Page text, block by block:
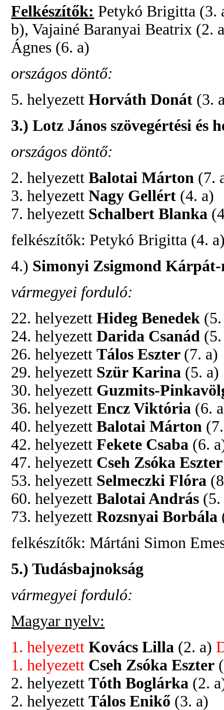
Felkészítők: Petykó Brigitta (3.
b), Vajainé Baranyai Beatrix (2.
Ágnes (6. a)
országos döntő:
5. helyezettHorváth Donát (3.
3.) Lotz János szövegértési és
országos döntő:
2. helyezettBalotai Márton (7.
3. helyezettNagy Gellért (4. a)
7. helyezett Schalbert Blanka
felkészítők: Petykó Brigitta (4.
4.) Simonyi Zsigmond Kárpát-
vármegyei forduló:
22. helyezettHideg Benedek
24. helyezettDarida Csanád
26. helyezettTálos Eszter (7. a)
29. helyezett Szür Karina (5. a)
30. helyezett Guzmits-
36. helyezettEncz Viktória (6.
40. helyezettBalotai Márton
42. helyezettFekete Csaba (6.
47. helyezett Cseh Zsóka Eszter
53. helyezett Selmeczki Flóra
60. helyezettBalotai András (5.
73. helyezettRozsnyai Borbála
felkészítők: Mártáni Simon
5.) Tudásbajnokság
vármegyei forduló:
Magyar nyelv:
1. helyezettKovács Lilla (2. a)
1. helyezett Cseh Zsóka Eszter
2. helyezettTóth Boglárka (2.
2. helyezettTálos Enikő (3. a)